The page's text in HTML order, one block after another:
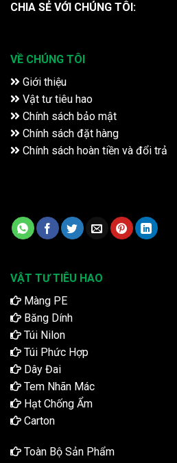
CHIA SẺ VỚI CHÚNG TÔI:
VỀ CHÚNG TÔI
Giới thiệu
Vật tư tiêu hao
Chính sách bảo mật
Chính sách đặt hàng
Chính sách hoàn tiền và đổi trả
VẬT TƯ TIÊU HAO
Màng PE
Băng Dính
Túi Nilon
Túi Phức Hợp
Dây Đai
Tem Nhãn Mác
Hạt Chống Ẩm
Carton
Toàn Bộ Sản Phẩm